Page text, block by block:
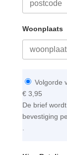
Woonplaats
Volgorde
€ 3,95
De brief
bevestiging
.